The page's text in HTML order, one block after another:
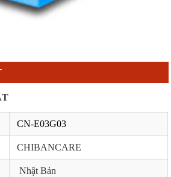
CN-E03G03
CHIBANCARE
Nhật Bản